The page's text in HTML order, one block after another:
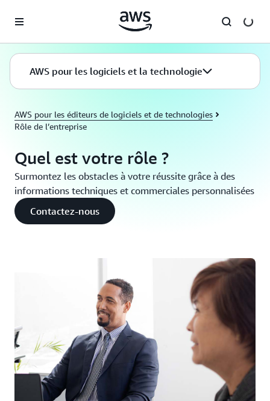
AWS pour les logiciels et la technologie
AWS pour les éditeurs de logiciels et de technologies
Rôle de l’entreprise
Quel est votre rôle ?
Surmontez les obstacles à votre réussite grâce à des
informations techniques et commerciales personnalisées
Contactez-nous